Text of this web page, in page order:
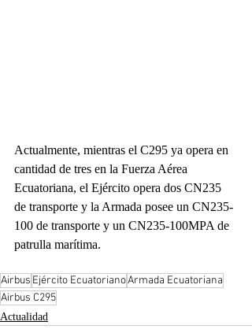
Actualmente, mientras el C295 ya opera en
cantidad de tres en la Fuerza Aérea
Ecuatoriana, el Ejército opera dos CN235
de transporte y la Armada posee un CN235-
100 de transporte y un CN235-100MPA de
patrulla marítima.
Airbus Ejército EcuatorianoArmada Ecuatoriana
Airbus C295
Actualidad